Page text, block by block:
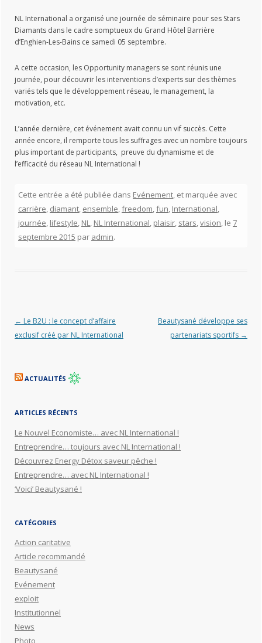
NL International a organisé une journée de séminaire pour ses Stars
Diamants dans le cadre somptueux du Grand Hôtel Barrière
d’Enghien-Les-Bains ce samedi 05 septembre.
A cette occasion, les Opportunity managers se sont réunis une
journée, pour découvrir les interventions d’experts sur des thèmes
variés tels que le développement réseau, le management, la
motivation, etc.
L’année dernière, cet événement avait connu un vif succès. Cette
année encore, il remporte tous les suffrages avec un nombre toujours
plus important de participants, preuve du dynamisme et de
l’efficacité du réseau NL International !
Cette entrée a été publiée dans Evénement, et marquée avec
carrière, diamant, ensemble,freedom,fun, International,
journée, lifestyle, NL, NL International, plaisir, stars,vision, le 7
septembre 2015 par admin.
Navigation des articles
← Le B2U : le concept d’affaire
exclusif créé par NL International
Beautysané développe ses
partenariats sportifs →
ACTUALITÉS
ARTICLES RÉCENTS
Le Nouvel Economiste… avec NL International !
Entreprendre… toujours avec NL International !
Découvrez Energy Détox saveur pêche !
Entreprendre… avec NL International !
‘Voici’ Beautysané !
CATÉGORIES
Action caritative
Article recommandé
Beautysané
Evénement
exploit
Institutionnel
News
Photo